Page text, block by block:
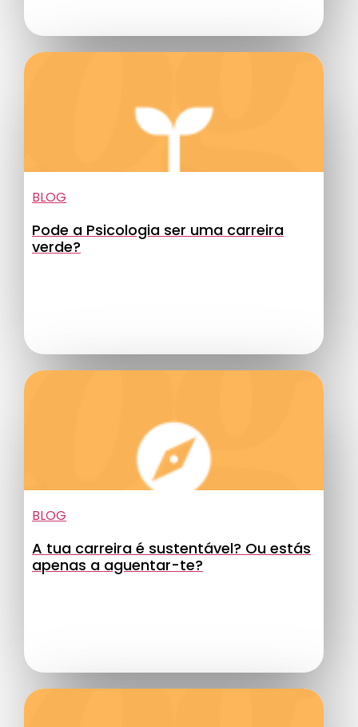
BLOG
Pode a Psicologia ser uma carreira
verde?
BLOG
A tua carreira é sustentável? Ou estás
apenas a aguentar-te?